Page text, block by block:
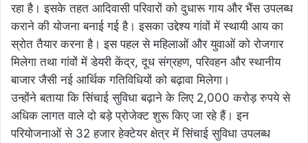
रहा है। इसके तहत आदिवासी परिवारों को दुधारू गाय और भैंस उपलब्ध
कराने की योजना बनाई गई है। इसका उद्देश्य गांवों में स्थायी आय का
स्रोत तैयार करना है। इस पहल से महिलाओं और युवाओं को रोजगार
मिलेगा तथा गांवों में डेयरी केंद्र, दूध संग्रहण, परिवहन और स्थानीय
बाजार जैसी नई आर्थिक गतिविधियों को बढ़ावा मिलेगा।
उन्होंने बताया कि सिंचाई सुविधा बढ़ाने के लिए 2,000 करोड़ रुपये से
अधिक लागत वाले दो बड़े प्रोजेक्ट शुरू किए जा रहे हैं। इन
परियोजनाओं से 32 हजार हेक्टेयर क्षेत्र में सिंचाई सुविधा उपलब्ध